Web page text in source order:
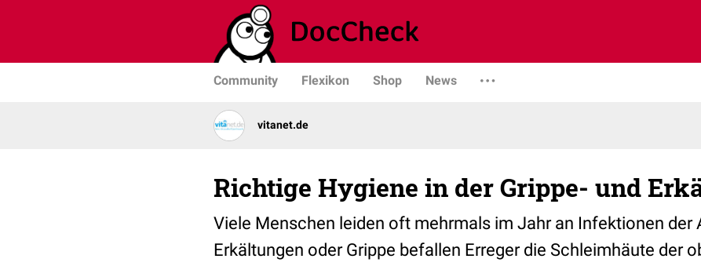
Community Flexikon Shop News
vitanet.de
Richtige Hygiene in der Grippe- und
Viele Menschen leiden oft mehrmals im Jahr an Infektionen der
Erkältungen oder Grippe befallen Erreger die Schleimhäute der